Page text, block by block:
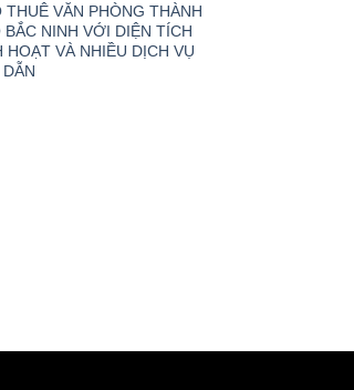
THUÊ VĂN PHÒNG THÀNH
BẮC NINH VỚI DIỆN TÍCH
HOẠT VÀ NHIỀU DỊCH VỤ
DẪN